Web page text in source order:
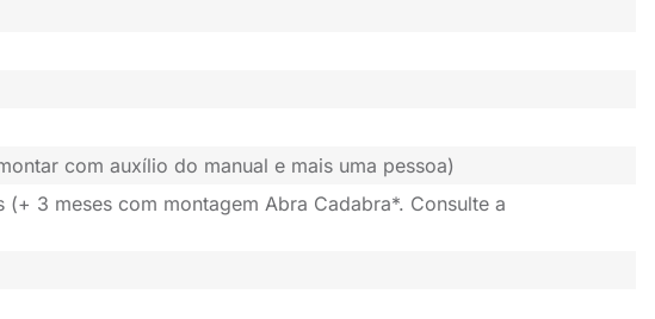
com auxílio do manual e mais uma pessoa)
(+ 3 meses com montagem Abra Cadabra*. Consulte a